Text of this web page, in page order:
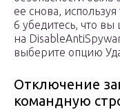
ее снова,
6 убедитесь, что
на
выберите опцию
Отключение
командную